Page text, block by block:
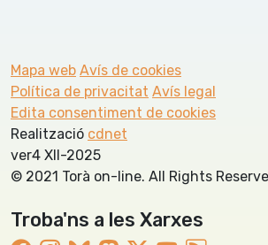
Mapa web Avís de cookies
Política de privacitat Avís legal
Edita consentiment de cookies
Realització cdnet
ver4 XII-2025
© 2021 Torà on-line. All Rights
Troba'ns a les Xarxes